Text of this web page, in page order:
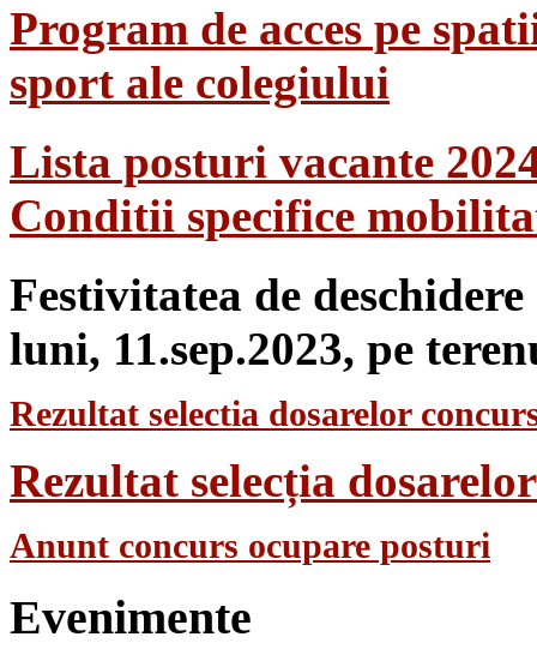
Program de acces pe
sport ale colegiului
Lista posturi vacante
Conditii specifice
Festivitatea de
luni, 11.sep.2023, pe
Rezultat selectia dosarelor
Rezultat selecția
Anunt concurs ocupare posturi
Evenimente